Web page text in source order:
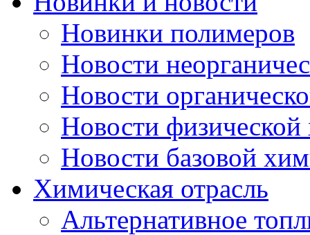
Новинки полимеров
Новости
Новости
Новости
Новости базовой
Химическая отрасль
Альтернативное